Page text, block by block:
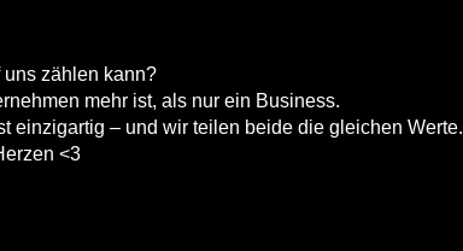
uns zählen kann?
mehr ist, als nur ein Business.
einzigartig – und wir teilen beide die gleichen Werte.
<3